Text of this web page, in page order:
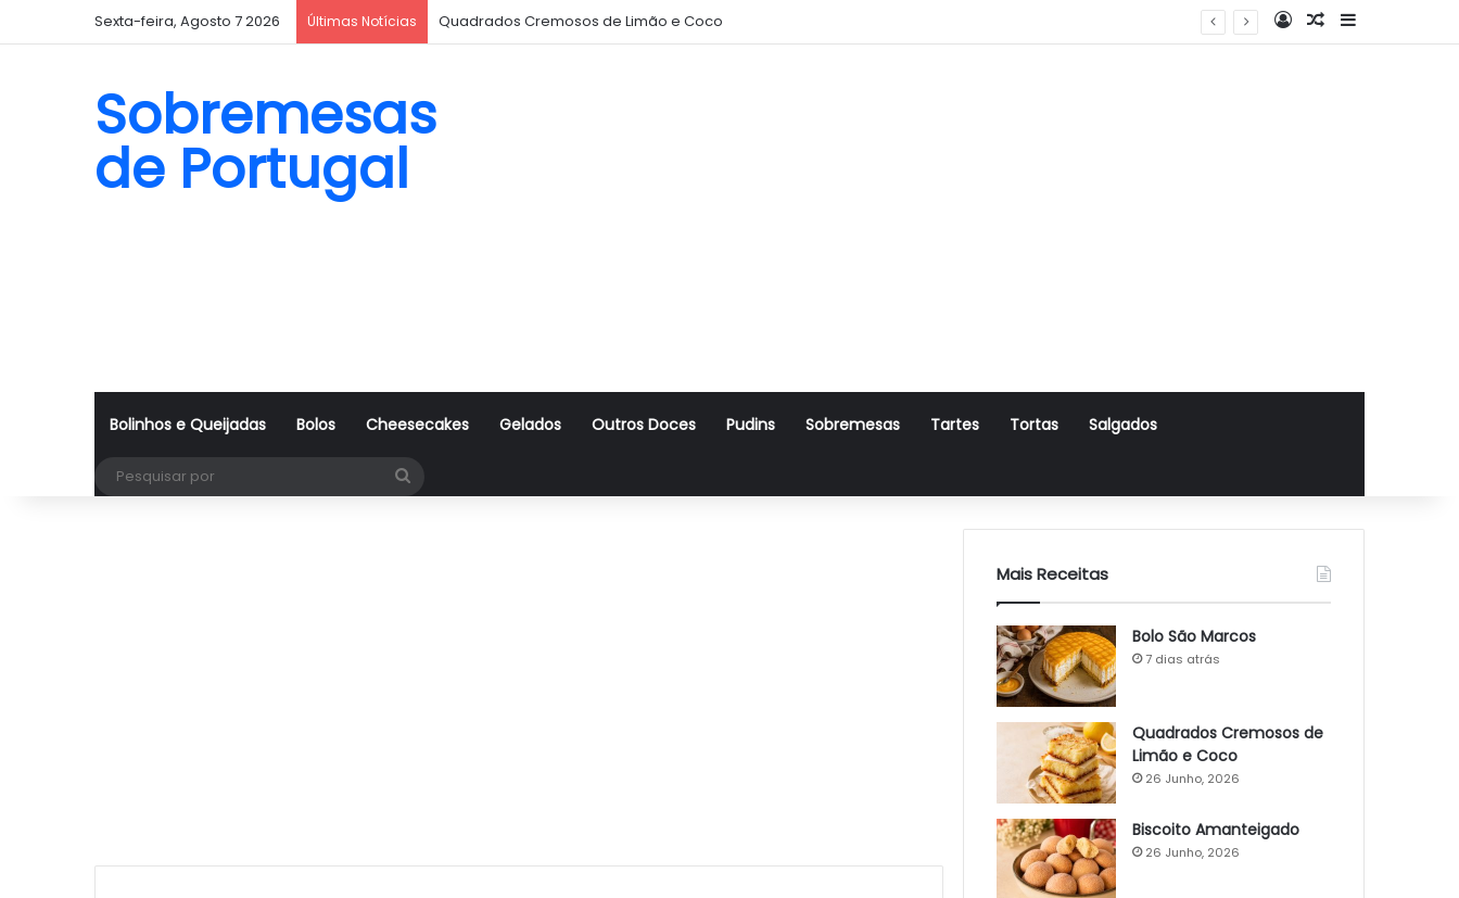
Sexta-feira, Agosto 7 2026 Últimas Notícias Quadrados Cremosos de Limão e Coco Log InArtigo Aleatório
Sidebar
Sobremesas
de Portugal
Bolinhos e Queijadas Bolos Cheesecakes Gelados Outros Doces Pudins Sobremesas Tartes Tortas Salgados
Mais Receitas
Bolo São Marcos
7 dias atrás
Quadrados Cremosos de
Limão e Coco
26 Junho, 2026
Biscoito Amanteigado
26 Junho, 2026